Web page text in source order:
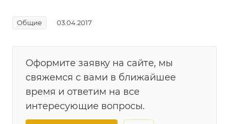
Общие 03.04.2017
Оформите заявку на сайте, мы
свяжемся с вами в ближайшее
время и ответим на все
интересующие вопросы.